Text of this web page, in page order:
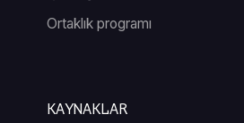
KAYNAKLAR
Ortaklık programı